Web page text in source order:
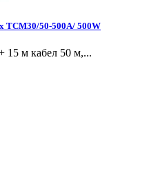
TCM30/50-500A/ 500W
15 м кабел 50 м,...